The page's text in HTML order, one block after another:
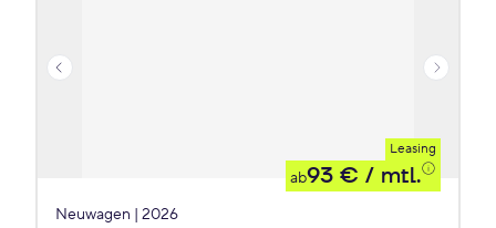
Leasing
ab93 € / mtl.
Neuwagen | 2026